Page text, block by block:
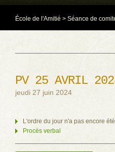
École de l'Amitié > Séance de
PV 25 AVRIL
jeudi 27 juin 2024
L'ordre du jour n'a pas encore
Procès verbal